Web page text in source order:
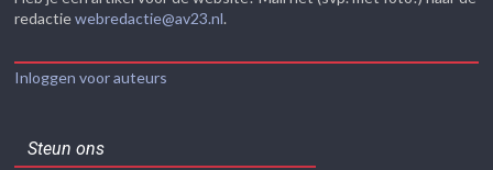
redactiewebredactie@av23.nl.
Inloggen voor auteurs
Steun ons